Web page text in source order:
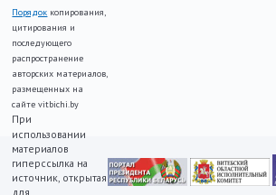
Порядок копирования,
цитирования и
последующего
распространение
авторских материалов,
размещенных на
сайте vitbichi.by
При
использовании
материалов
гиперссылка на
источник, открытая
для